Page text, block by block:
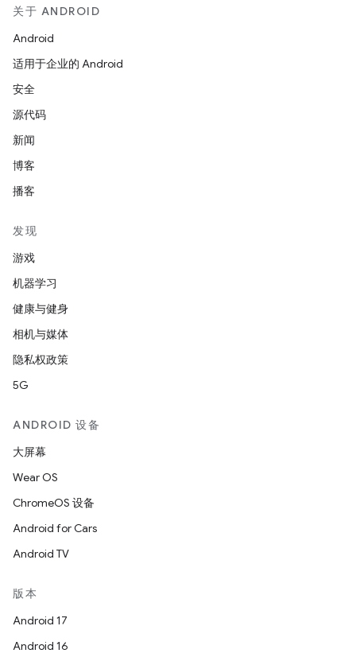
关于 ANDROID
Android
适用于企业的 Android
安全
源代码
新闻
博客
播客
发现
游戏
机器学习
健康与健身
相机与媒体
隐私权政策
5G
ANDROID 设备
大屏幕
Wear OS
ChromeOS 设备
Android for Cars
Android TV
版本
Android 17
Android 16